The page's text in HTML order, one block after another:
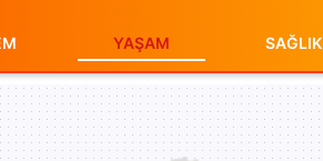
YAŞAM SAĞLIK